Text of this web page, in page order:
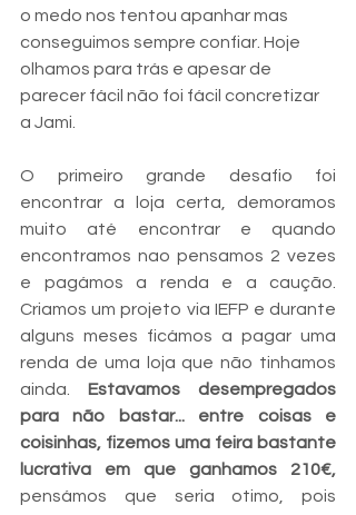
o medo nos tentou apanhar mas
conseguimos sempre confiar. Hoje
olhamos para trás e apesar de
parecer fácil não foi fácil concretizar
a Jami.
O primeiro grande desafio foi
encontrar a loja certa, demoramos
muito até encontrar e quando
encontramos nao pensamos 2 vezes
e pagámos a renda e a caução.
Criamos um projeto via IEFP e durante
alguns meses ficámos a pagar uma
renda de uma loja que não tinhamos
ainda. Estavamos desempregados
para não bastar... entre coisas e
coisinhas, fizemos uma feira bastante
lucrativa em que ganhamos 210€,
pensámos que seria otimo, pois